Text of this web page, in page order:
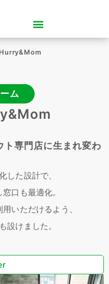
ム
ト専門店に生まれ変わ
した設計で、
口も最適化。
いただけるよう、
設けました。